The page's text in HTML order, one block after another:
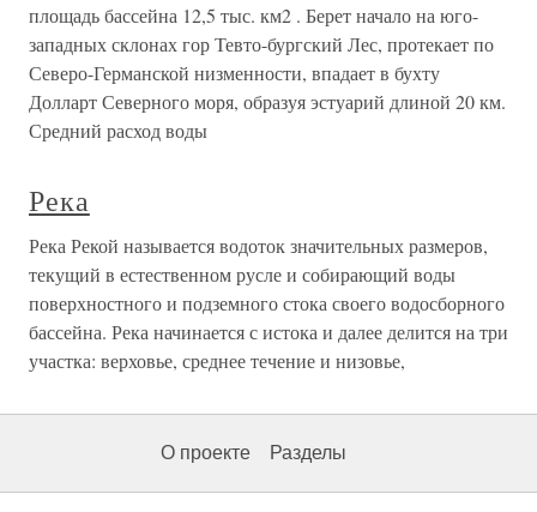
площадь бассейна 12,5 тыс. км2 . Берет начало на юго-
западных склонах гор Тевто-бургский Лес, протекает по
Северо-Германской низменности, впадает в бухту
Долларт Северного моря, образуя эстуарий длиной 20 км.
Средний расход воды
Река
Река Рекой называется водоток значительных размеров,
текущий в естественном русле и собирающий воды
поверхностного и подземного стока своего водосборного
бассейна. Река начинается с истока и далее делится на три
участка: верховье, среднее течение и низовье,
О проекте Разделы